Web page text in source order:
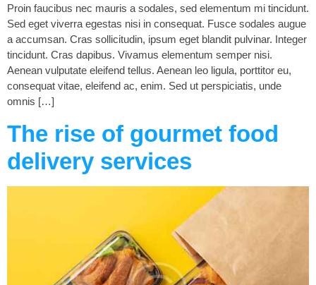
Proin faucibus nec mauris a sodales, sed elementum mi tincidunt.
Sed eget viverra egestas nisi in consequat. Fusce sodales augue
a accumsan. Cras sollicitudin, ipsum eget blandit pulvinar. Integer
tincidunt. Cras dapibus. Vivamus elementum semper nisi.
Aenean vulputate eleifend tellus. Aenean leo ligula, porttitor eu,
consequat vitae, eleifend ac, enim. Sed ut perspiciatis, unde
omnis […]
The rise of gourmet food
delivery services